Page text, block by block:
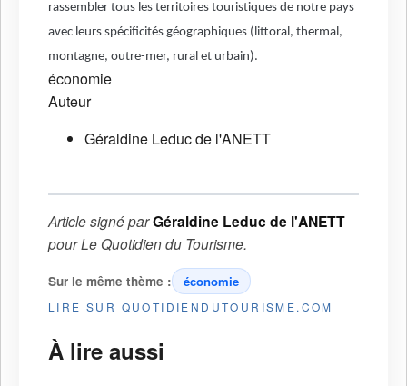
rassembler tous les territoires touristiques de notre pays
avec leurs spécificités géographiques (littoral, thermal,
montagne, outre-mer, rural et urbain).
économie
Auteur
Géraldine Leduc de l'ANETT
Article signé parGéraldine Leduc de l'ANETT
pourLe Quotidien du Tourisme.
Sur le même thème : économie
LIRE SUR QUOTIDIENDUTOURISME.COM
À lire aussi